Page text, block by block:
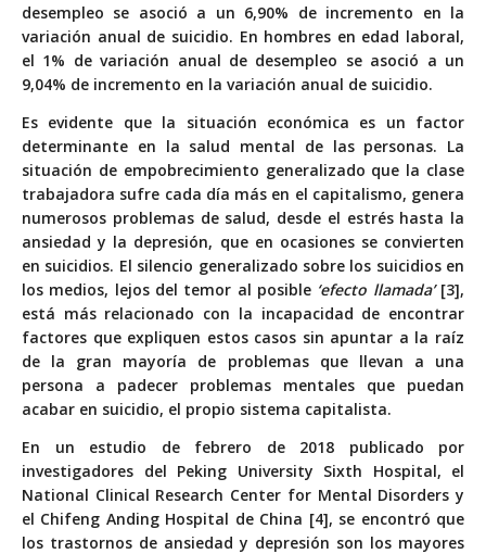
desempleo se asoció a un 6,90% de incremento en la
variación anual de suicidio. En hombres en edad laboral,
el 1% de variación anual de desempleo se asoció a un
9,04% de incremento en la variación anual de suicidio.
Es evidente que la situación económica es un factor
determinante en la salud mental de las personas. La
situación de empobrecimiento generalizado que la clase
trabajadora sufre cada día más en el capitalismo, genera
numerosos problemas de salud, desde el estrés hasta la
ansiedad y la depresión, que en ocasiones se convierten
en suicidios. El silencio generalizado sobre los suicidios en
los medios, lejos del temor al posible ‘efecto llamada’[3],
está más relacionado con la incapacidad de encontrar
factores que expliquen estos casos sin apuntar a la raíz
de la gran mayoría de problemas que llevan a una
persona a padecer problemas mentales que puedan
acabar en suicidio, el propio sistema capitalista.
En un estudio de febrero de 2018 publicado por
investigadores del Peking University Sixth Hospital, el
National Clinical Research Center for Mental Disorders y
el Chifeng Anding Hospital de China [4], se encontró que
los trastornos de ansiedad y depresión son los mayores